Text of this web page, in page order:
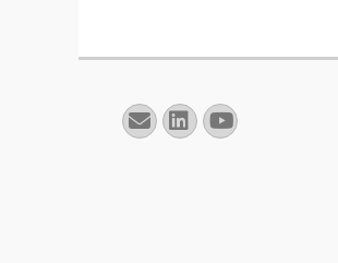
E-
mail
Linkedin
YouTube